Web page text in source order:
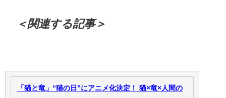
＜関連する記事＞
「猫と竜」“猫の日”にアニメ化決定！ 猫×竜×人間の